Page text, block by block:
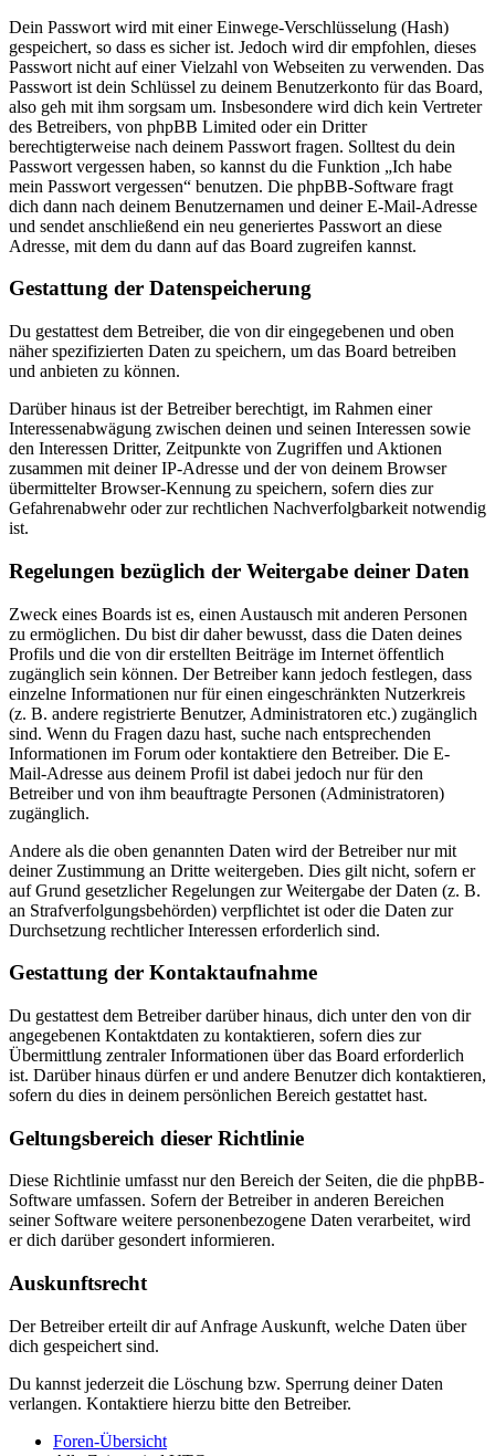
Dein Passwort wird mit einer Einwege-Verschlüsselung (Hash)
gespeichert, so dass es sicher ist. Jedoch wird dir empfohlen, dieses
Passwort nicht auf einer Vielzahl von Webseiten zu verwenden. Das
Passwort ist dein Schlüssel zu deinem Benutzerkonto für das Board,
also geh mit ihm sorgsam um. Insbesondere wird dich kein Vertreter
des Betreibers, von phpBB Limited oder ein Dritter
berechtigterweise nach deinem Passwort fragen. Solltest du dein
Passwort vergessen haben, so kannst du die Funktion „Ich habe
mein Passwort vergessen“ benutzen. Die phpBB-Software fragt
dich dann nach deinem Benutzernamen und deiner E-Mail-Adresse
und sendet anschließend ein neu generiertes Passwort an diese
Adresse, mit dem du dann auf das Board zugreifen kannst.
Gestattung der Datenspeicherung
Du gestattest dem Betreiber, die von dir eingegebenen und oben
näher spezifizierten Daten zu speichern, um das Board betreiben
und anbieten zu können.
Darüber hinaus ist der Betreiber berechtigt, im Rahmen einer
Interessenabwägung zwischen deinen und seinen Interessen sowie
den Interessen Dritter, Zeitpunkte von Zugriffen und Aktionen
zusammen mit deiner IP-Adresse und der von deinem Browser
übermittelter Browser-Kennung zu speichern, sofern dies zur
Gefahrenabwehr oder zur rechtlichen Nachverfolgbarkeit notwendig
ist.
Regelungen bezüglich der Weitergabe deiner Daten
Zweck eines Boards ist es, einen Austausch mit anderen Personen
zu ermöglichen. Du bist dir daher bewusst, dass die Daten deines
Profils und die von dir erstellten Beiträge im Internet öffentlich
zugänglich sein können. Der Betreiber kann jedoch festlegen, dass
einzelne Informationen nur für einen eingeschränkten Nutzerkreis
(z. B. andere registrierte Benutzer, Administratoren etc.) zugänglich
sind. Wenn du Fragen dazu hast, suche nach entsprechenden
Informationen im Forum oder kontaktiere den Betreiber. Die E-
Mail-Adresse aus deinem Profil ist dabei jedoch nur für den
Betreiber und von ihm beauftragte Personen (Administratoren)
zugänglich.
Andere als die oben genannten Daten wird der Betreiber nur mit
deiner Zustimmung an Dritte weitergeben. Dies gilt nicht, sofern er
auf Grund gesetzlicher Regelungen zur Weitergabe der Daten (z. B.
an Strafverfolgungsbehörden) verpflichtet ist oder die Daten zur
Durchsetzung rechtlicher Interessen erforderlich sind.
Gestattung der Kontaktaufnahme
Du gestattest dem Betreiber darüber hinaus, dich unter den von dir
angegebenen Kontaktdaten zu kontaktieren, sofern dies zur
Übermittlung zentraler Informationen über das Board erforderlich
ist. Darüber hinaus dürfen er und andere Benutzer dich kontaktieren,
sofern du dies in deinem persönlichen Bereich gestattet hast.
Geltungsbereich dieser Richtlinie
Diese Richtlinie umfasst nur den Bereich der Seiten, die die phpBB-
Software umfassen. Sofern der Betreiber in anderen Bereichen
seiner Software weitere personenbezogene Daten verarbeitet, wird
er dich darüber gesondert informieren.
Auskunftsrecht
Der Betreiber erteilt dir auf Anfrage Auskunft, welche Daten über
dich gespeichert sind.
Du kannst jederzeit die Löschung bzw. Sperrung deiner Daten
verlangen. Kontaktiere hierzu bitte den Betreiber.
Foren-Übersicht